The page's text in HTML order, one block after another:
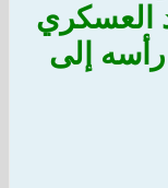
العسكري
إلى